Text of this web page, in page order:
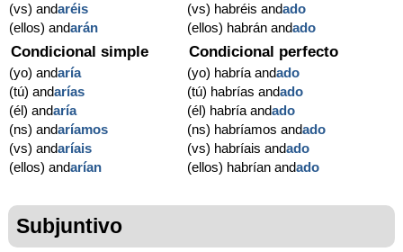
(vs) andaréis
(ellos) andarán
(vs) habréis andado
(ellos) habrán andado
Condicional simple
(yo) andaría
(tú) andarías
(él) andaría
(ns) andaríamos
(vs) andaríais
(ellos) andarían
Condicional perfecto
(yo) habría andado
(tú) habrías andado
(él) habría andado
(ns) habríamos andado
(vs) habríais andado
(ellos) habrían andado
Subjuntivo